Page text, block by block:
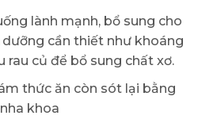
lành mạnh, bổ sung cho
cần thiết như khoáng
rau củ để bổ sung chất xơ.
thức ăn còn sót lại bằng
khoa